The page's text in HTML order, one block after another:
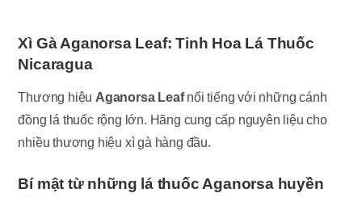
Xì Gà Aganorsa Leaf: Tinh Hoa Lá Thuốc
Nicaragua
Thương hiệu Aganorsa Leafnổi tiếng với những cánh
đồng lá thuốc rộng lớn. Hãng cung cấp nguyên liệu cho
nhiều thương hiệu xì gà hàng đầu.
Bí mật từ những lá thuốc Aganorsa huyền